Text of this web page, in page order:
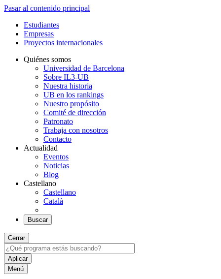
Pasar al contenido principal
Estudiantes
Empresas
Proyectos internacionales
Quiénes somos
Universidad de Barcelona
Sobre IL3-UB
Nuestra historia
UB en los rankings
Nuestro propósito
Comité de dirección
Patronato
Trabaja con nosotros
Contacto
Actualidad
Eventos
Noticias
Blog
Castellano
Castellano
Català
Buscar
Cerrar
Menú